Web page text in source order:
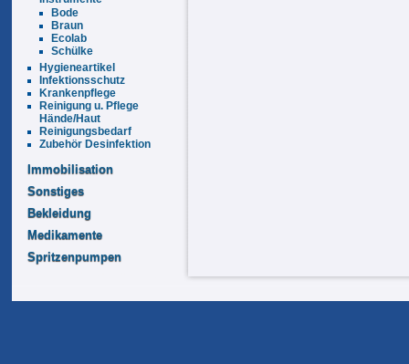
Bode
Braun
Ecolab
Schülke
Hygieneartikel
Infektionsschutz
Krankenpflege
Reinigung u. Pflege
Hände/Haut
Reinigungsbedarf
Zubehör Desinfektion
Immobilisation
Sonstiges
Bekleidung
Medikamente
Spritzenpumpen